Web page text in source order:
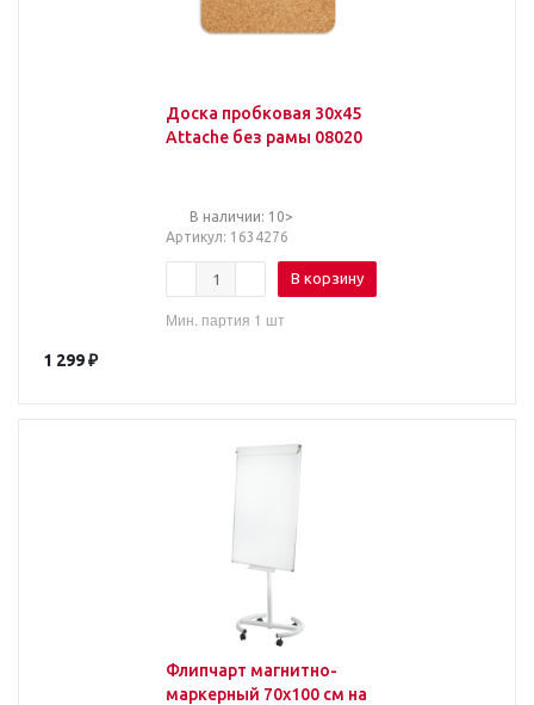
Доска пробковая 30х45
Attache без рамы 08020
В наличии: 10>
Артикул: 1634276
В корзину
Мин. партия 1 шт
1 299₽
Флипчарт магнитно-
маркерный 70х100 см на